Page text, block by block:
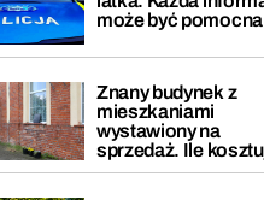
może być pomocna
Znany budynek z
mieszkaniami
wystawiony na
sprzedaż. Ile